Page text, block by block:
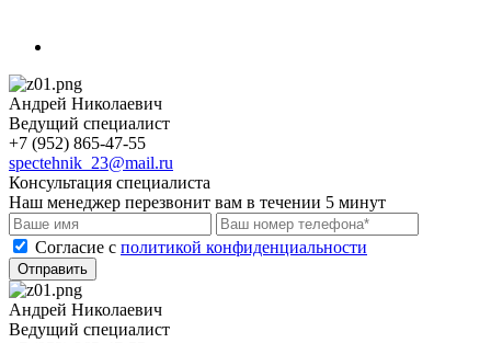
Андрей Николаевич
Ведущий специалист
+7 (952) 865-47-55
spectehnik_23@mail.ru
Консультация специалиста
Наш менеджер перезвонит вам в течении 5 минут
Cогласие с политикой конфиденциальности
Отправить
Андрей Николаевич
Ведущий специалист